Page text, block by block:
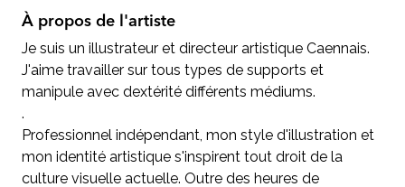
À propos de l'artiste
Je suis un illustrateur et directeur artistique Caennais.
J'aime travailler sur tous types de supports et
manipule avec dextérité différents médiums.
.
Professionnel indépendant, mon style d'illustration et
mon identité artistique s'inspirent tout droit de la
culture visuelle actuelle. Outre des heures de